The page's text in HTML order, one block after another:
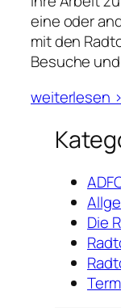
eine oder
mit den
Besuche
weiterlesen
Die